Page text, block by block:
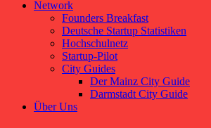
Network
Founders Breakfast
Deutsche Startup Statistiken
Hochschulnetz
Startup-Pilot
City Guides
Der Mainz City Guide
Darmstadt City Guide
Über Uns